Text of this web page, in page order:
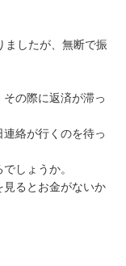
ましたが、無断で振
の際に返済が滞っ
絡が行くのを待っ
しょうか。
るとお金がないか